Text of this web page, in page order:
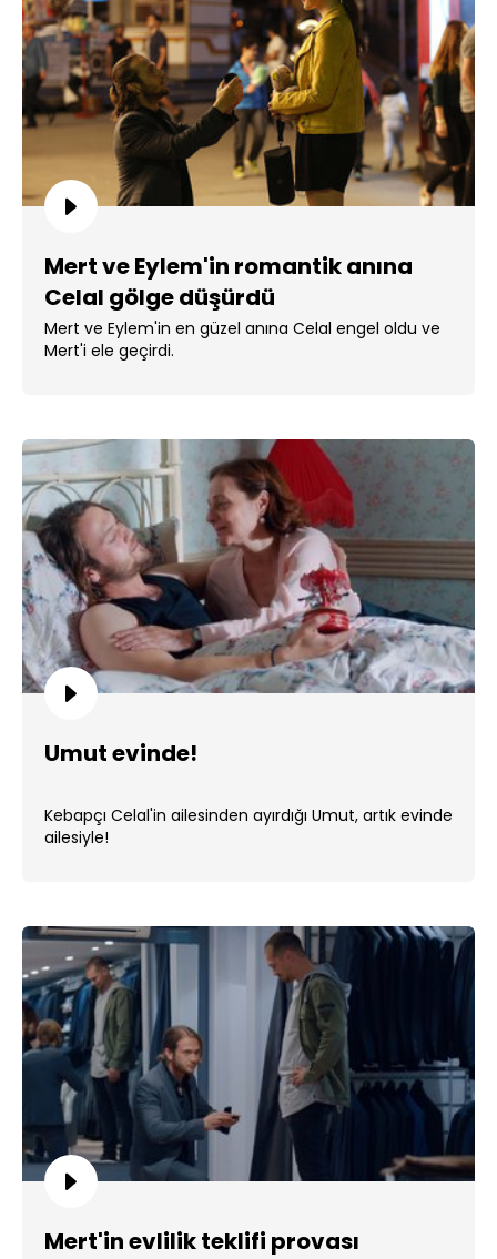
Mert ve Eylem'in romantik anına
Celal gölge düşürdü
Mert ve Eylem'in en güzel anına Celal engel oldu ve
Mert'i ele geçirdi.
Umut evinde!
Kebapçı Celal'in ailesinden ayırdığı Umut, artık evinde
ailesiyle!
Mert'in evlilik teklifi provası